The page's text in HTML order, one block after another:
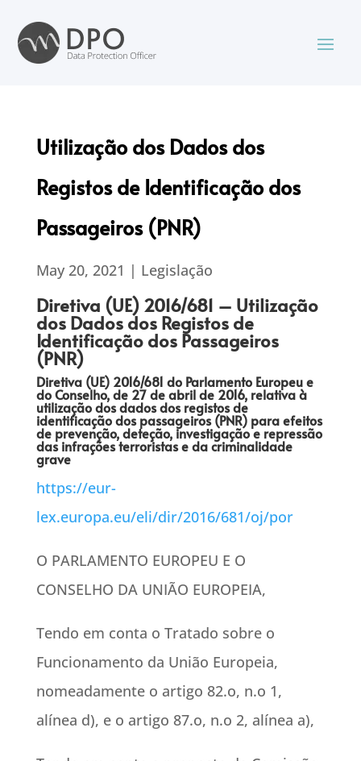
Utilização dos Dados dos
Registos de Identificação dos
Passageiros (PNR)
May 20, 2021 | Legislação
Diretiva (UE) 2016/681 – Utilização
dos Dados dos Registos de
Identificação dos Passageiros
(PNR)
Diretiva (UE) 2016/681 do Parlamento Europeu e
do Conselho, de 27 de abril de 2016, relativa à
utilização dos dados dos registos de
identificação dos passageiros (PNR) para efeitos
de prevenção, deteção, investigação e repressão
das infrações terroristas e da criminalidade
grave
https://eur-
lex.europa.eu/eli/dir/2016/681/oj/por
O PARLAMENTO EUROPEU E O
CONSELHO DA UNIÃO EUROPEIA,
Tendo em conta o Tratado sobre o
Funcionamento da União Europeia,
nomeadamente o artigo 82.o, n.o 1,
alínea d), e o artigo 87.o, n.o 2, alínea a),